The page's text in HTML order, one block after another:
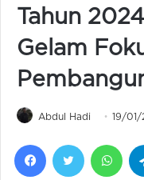
Tahun
Gelam
Abdul Hadi 19/01/
FacebookTwitter